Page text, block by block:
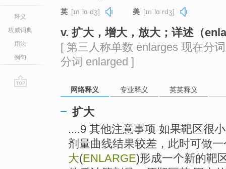
释义
权威词典
用法
例句
英 [ɪnˈlɑːdʒ] 美 [ɪnˈlɑːrdʒ]
v. 扩大，增大，放大；详述（
[ 第三人称单数 enlarges 现在分
分词 enlarged ]
网络释义 专业释义 英英释义
扩大
....9 其他注意事项 如果靶区很
剂量曲线结果较差，此时可做
大(ENLARGE)形成一个新的靶